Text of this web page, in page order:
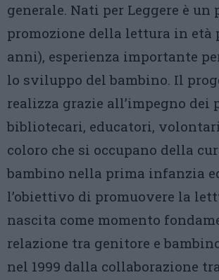
generale. Nati per Leggere è un
promozione della lettura in età
anni), esperienza importante
lo sviluppo del bambino. Il
realizza grazie all’impegno dei
bibliotecari, educatori,
coloro che si occupano della
bambino nella prima infanzia
l’obiettivo di promuovere la
nascita come momento
relazione tra genitore e
nel 1999 dalla collaborazione